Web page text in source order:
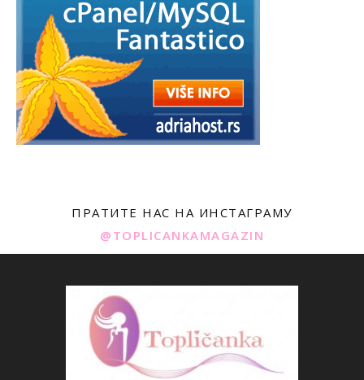
ПРАТИТЕ НАС НА ИНСТАГРАМУ
@TOPLICANKAMAGAZIN